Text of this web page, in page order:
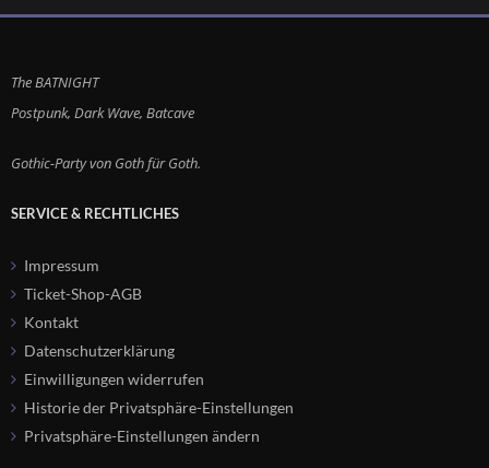
Postpunk, Dark Wave, Batcave
Gothic-Party von Goth für Goth.
SERVICE & RECHTLICHES
Impressum
Ticket-Shop-AGB
Kontakt
Datenschutzerklärung
Einwilligungen widerrufen
Historie der Privatsphäre-Einstellungen
Privatsphäre-Einstellungen ändern